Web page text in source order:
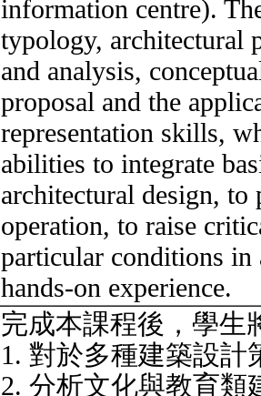
information centre).
typology, architectural
and analysis,
proposal and the
representation skills,
abilities to integrate
architectural design, to
operation, to raise
particular conditions
hands-on experience.
完成本課程後，學生
1. 對於多種建築設計
2. 分析文化與教育類